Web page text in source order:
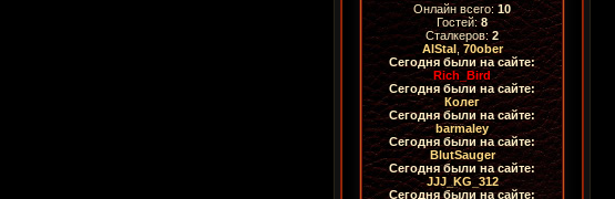
Онлайн всего:10
Гостей:8
Сталкеров: 2
AlStal, 70ober
Сегодня были на сайте:
Rich_Bird
Сегодня были на сайте:
Колег
Сегодня были на сайте:
barmaley
Сегодня были на сайте:
BlutSauger
Сегодня были на сайте:
JJJ_KG_312
Сегодня были на сайте: